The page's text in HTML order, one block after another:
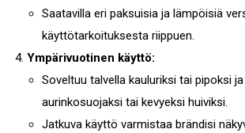
Saatavilla eri paksuisia ja lämpöisiä
käyttötarkoituksesta riippuen.
Ympärivuotinen käyttö:
Soveltuu talvella kauluriksi tai pipoksi
aurinkosuojaksi tai kevyeksi huiviksi.
Jatkuva käyttö varmistaa brändisi